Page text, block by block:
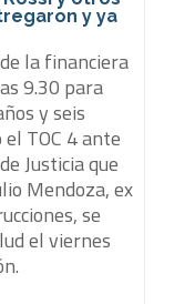
y ya
la financiera
9.30 para
y seis
TOC 4 ante
Justicia que
Mendoza, ex
se
el viernes